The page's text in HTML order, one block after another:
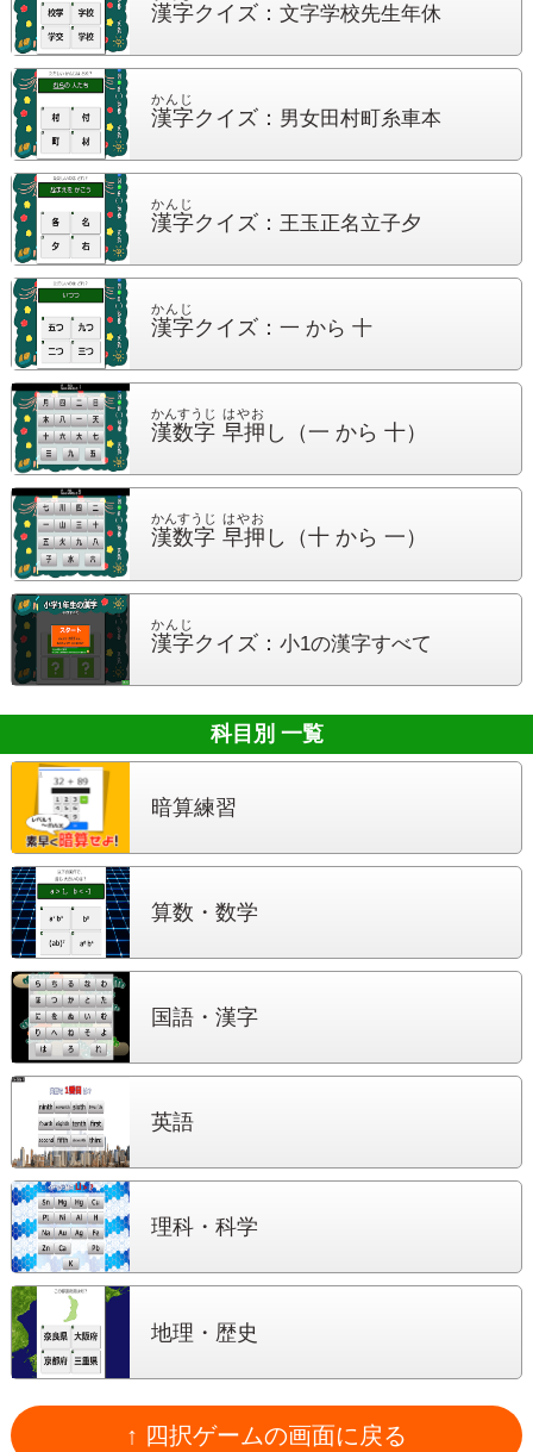
漢字クイズ： 文字学校先生年休
漢字
かんじ
クイズ： 男女田村町糸車本
漢字
かんじ
クイズ： 王玉正名立子夕
漢字
かんじ
クイズ： 一 から 十
漢数字
かんすうじ
早押
はやお
し （一 から 十）
漢数字
かんすうじ
早押
はやお
し （十 から 一）
漢字
かんじ
クイズ： 小1の漢字すべて
科目別 一覧
暗算練習
算数・数学
国語・漢字
英語
理科・科学
地理・歴史
↑ 四択ゲームの画面に戻る